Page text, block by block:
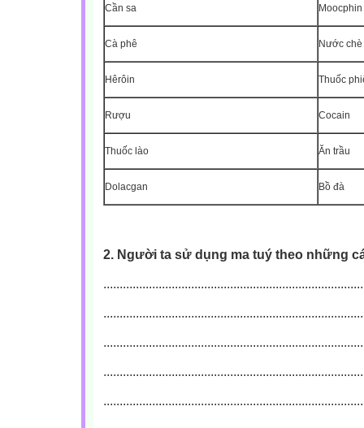
Cần sa Moocphin
Cà phê Nước chè
Hêrôin Thuốc
Rượu Cocain
Thuốc lào Ăn trầu
Dolacgan Bồ đà
2. Người ta sử dụng ma tuý theo những